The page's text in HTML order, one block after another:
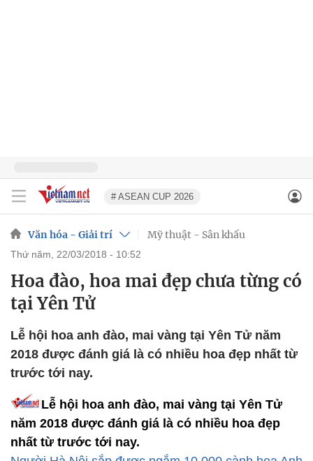
# ASEAN CUP 2026
Văn hóa - Giải trí Mỹ thuật - Sân khấu
thứ năm, 22/03/2018 - 10:52
Hoa đào, hoa mai đẹp chưa từng có
tại Yên Tử
Lễ hội hoa anh đào, mai vàng tại Yên Tử năm
2018 được đánh giá là có nhiều hoa đẹp nhất từ
trước tới nay.
Lễ hội hoa anh đào, mai vàng tại Yên Tử
năm 2018 được đánh giá là có nhiều hoa đẹp
nhất từ trước tới nay.